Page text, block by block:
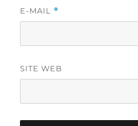
E-MAIL *
SITE WEB